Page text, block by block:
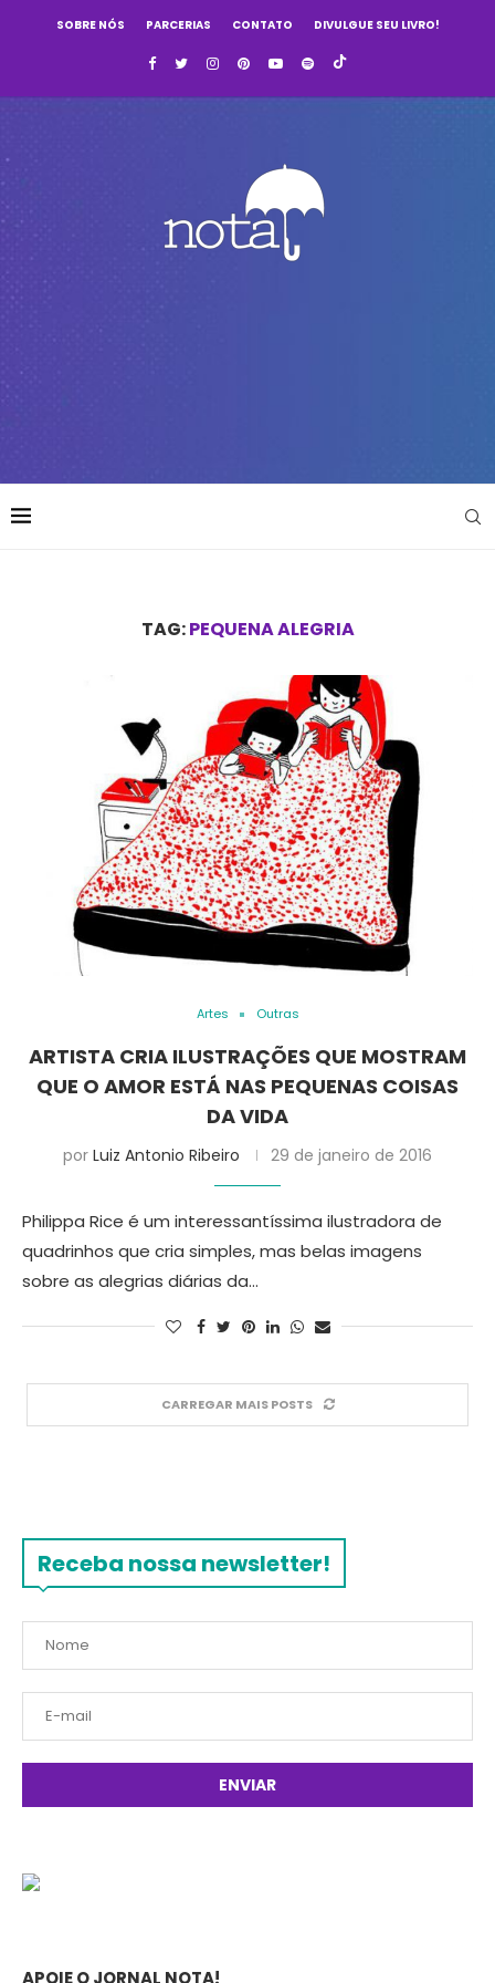
SOBRE NÓS PARCERIAS CONTATO DIVULGUE SEU LIVRO!
TAG:PEQUENA ALEGRIA
Artes Outras
ARTISTA CRIA ILUSTRAÇÕES QUE MOSTRAM
QUE O AMOR ESTÁ NAS PEQUENAS COISAS
DA VIDA
por Luiz Antonio Ribeiro 29 de janeiro de 2016
Philippa Rice é um interessantíssima ilustradora de
quadrinhos que cria simples, mas belas imagens
sobre as alegrias diárias da…
CARREGAR MAIS POSTS
Receba nossa newsletter!
APOIE O JORNAL NOTA!